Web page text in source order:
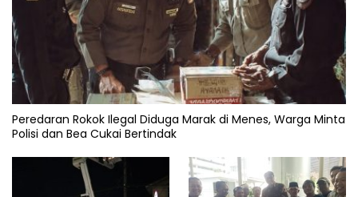
Peredaran Rokok Ilegal Diduga Marak di Menes, Warga Minta
Polisi dan Bea Cukai Bertindak